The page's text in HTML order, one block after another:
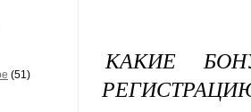
(51)
КАКИЕ
РЕГИСТРАЦИЮ